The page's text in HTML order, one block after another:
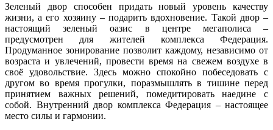
Зеленый двор способен придать новый уровень качеству
жизни, а его хозяину – подарить вдохновение. Такой двор –
настоящий зеленый оазис в центре мегаполиса –
предусмотрен для жителей комплекса Федерация.
Продуманное зонирование позволит каждому, независимо от
возраста и увлечений, провести время на свежем воздухе в
своё удовольствие. Здесь можно спокойно побеседовать с
другом во время прогулки, поразмышлять в тишине перед
принятием важных решений, помедитировать наедине с
собой. Внутренний двор комплекса Федерация – настоящее
место силы и гармонии.